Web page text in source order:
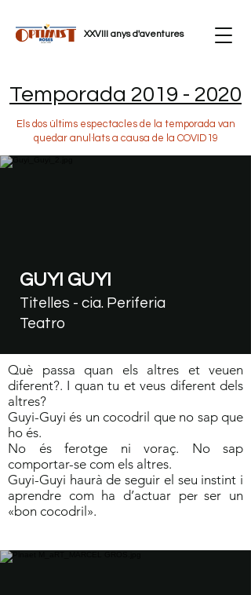
XXVIII anys d'aventures
Temporada 2019 - 2020
Els dos últims espectacles de la temporada van
quedar anul·lats a causa de la COVID19
GUYI GUYI
Titelles - cia. Periferia
Teatro
Què passa quan els altres et veuen
diferent?. I quan tu et veus diferent dels
altres?
Guyi-Guyi és un cocodril que no sap que
ho és.
No és ferotge ni voraç. No sap
comportar-se com els altres.
Guyi-Guyi haurà de seguir el seu instint i
aprendre com ha d’actuar perser un
«bon cocodril».